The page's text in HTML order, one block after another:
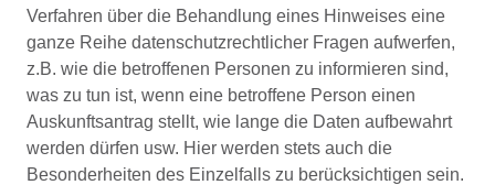
Verfahren über die Behandlung eines Hinweises eine
ganze Reihe datenschutzrechtlicher Fragen aufwerfen,
z.B. wie die betroffenen Personen zu informieren sind,
was zu tun ist, wenn eine betroffene Person einen
Auskunftsantrag stellt, wie lange die Daten aufbewahrt
werden dürfen usw. Hier werden stets auch die
Besonderheiten des Einzelfalls zu berücksichtigen sein.